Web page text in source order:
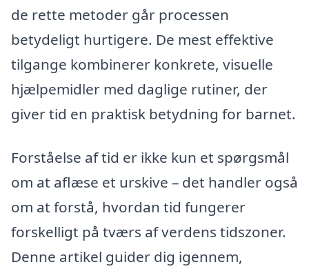
de rette metoder går processen
betydeligt hurtigere. De mest effektive
tilgange kombinerer konkrete, visuelle
hjælpemidler med daglige rutiner, der
giver tid en praktisk betydning for barnet.
Forståelse af tid er ikke kun et spørgsmål
om at aflæse et urskive – det handler også
om at forstå, hvordan tid fungerer
forskelligt på tværs af verdens tidszoner.
Denne artikel guider dig igennem,